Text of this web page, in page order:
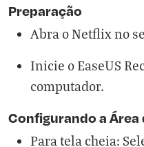
Preparação
Abra o Netflix no
Inicie o EaseUS
computador.
Configurando a Área
Para tela cheia: